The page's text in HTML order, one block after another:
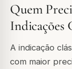
Quem
Indicações
A indicação
com maior